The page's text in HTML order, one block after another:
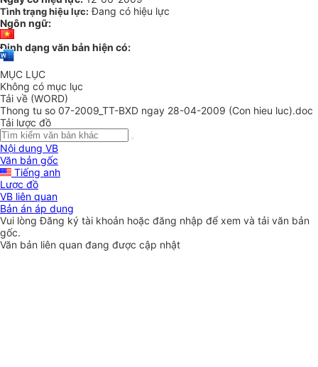
Tình trạng hiệu lực: Đang có hiệu lực
Ngôn ngữ:
Định dạng văn bản hiện có:
MỤC LỤC
Không có mục lục
Tải về (WORD)
Thong tu so 07-2009_TT-BXD ngay 28-04-2009 (Con hieu luc).doc
Tải lược đồ
Nội dung VB
Văn bản gốc
Tiếng anh
Lược đồ
VB liên quan
Bản án áp dụng
Vui lòngĐăng ký tài khoản hoặc đăng nhập để xem và tải văn bản
gốc.
Văn bản liên quan đang được cập nhật